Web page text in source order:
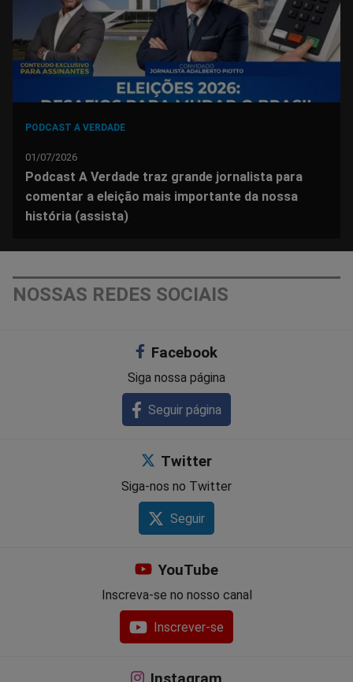
PODCAST A VERDADE
01/07/2026
Podcast A Verdade traz grande jornalista para
comentar a eleição mais importante da nossa
história (assista)
NOSSAS REDES SOCIAIS
Facebook
Siga nossa página
Seguir página
Twitter
Siga-nos no Twitter
Seguir
YouTube
Inscreva-se no nosso canal
Inscrever-se